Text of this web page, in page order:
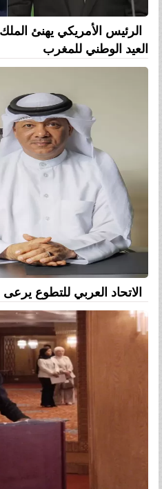
الرئيس الأمريكي يهنئ
العيد الوطني للمغرب
الاتحاد العربي للتطوع